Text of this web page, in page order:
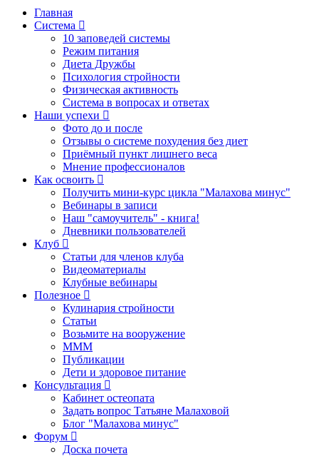
Главная
Система
10 заповедей системы
Режим питания
Диета Дружбы
Психология стройности
Физическая активность
Система в вопросах и ответах
Наши успехи
Фото до и после
Отзывы о системе похудения без диет
Приёмный пункт лишнего веса
Мнение профессионалов
Как освоить
Получить мини-курс цикла "Малахова минус"
Вебинары в записи
Наш "самоучитель" - книга!
Дневники пользователей
Клуб
Статьи для членов клуба
Видеоматериалы
Клубные вебинары
Полезное
Кулинария стройности
Статьи
Возьмите на вооружение
МММ
Публикации
Дети и здоровое питание
Консультация
Кабинет остеопата
Задать вопрос Татьяне Малаховой
Блог "Малахова минус"
Форум
Доска почета